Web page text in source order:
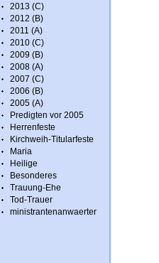
2013 (C)
2012 (B)
2011 (A)
2010 (C)
2009 (B)
2008 (A)
2007 (C)
2006 (B)
2005 (A)
Predigten vor 2005
Herrenfeste
Kirchweih-Titularfeste
Maria
Heilige
Besonderes
Trauung-Ehe
Tod-Trauer
ministrantenanwaerter